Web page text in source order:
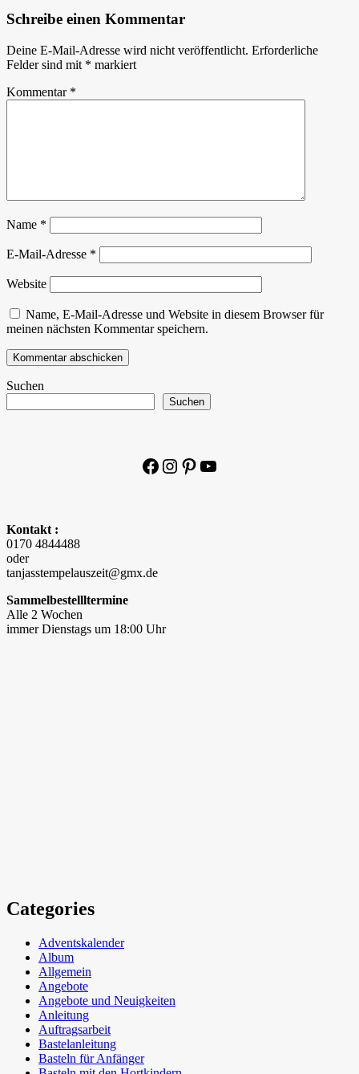
Schreibe einen Kommentar
Deine E-Mail-Adresse wird nicht veröffentlicht. Erforderliche
Felder sind mit * markiert
Kommentar *
Name *
E-Mail-Adresse *
Website
Name, E-Mail-Adresse und Website in diesem Browser für
meinen nächsten Kommentar speichern.
Suchen
Suchen
Facebook
Instagram
Pinterest
YouTube
Kontakt :
0170 4844488
oder
tanjasstempelauszeit@gmx.de
Sammelbestellltermine
Alle 2 Wochen
immer Dienstags um 18:00 Uhr
Categories
Adventskalender
Album
Allgemein
Angebote
Angebote und Neuigkeiten
Anleitung
Auftragsarbeit
Bastelanleitung
Basteln für Anfänger